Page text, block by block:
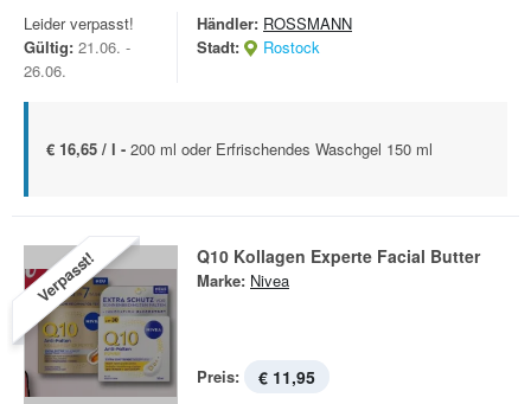
Leider verpasst!
Gültig: 21.06. -
26.06.
Händler: ROSSMANN
Stadt:
Rostock
€ 16,65 / l - 200 ml oder Erfrischendes Waschgel 150 ml
Verpasst! Q10 Kollagen Experte Facial Butter
Marke: Nivea
Preis: € 11,95